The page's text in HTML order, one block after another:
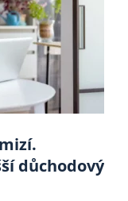
důchodový